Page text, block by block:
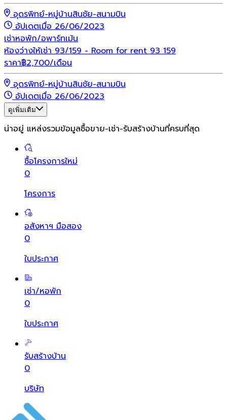
อุดรพิทย์-หมู่บ้านสินชัย-สนามบิน
อัปเดตเมื่อ 26/06/2023
เช่าหอพัก/อพาร์ทเม้น
ห้องว่างให้เช่า 93/159 - Room for rent 93 159
ราคา฿2,700/เดือน
อุดรพิทย์-หมู่บ้านสินชัย-สนามบิน
อัปเดตเมื่อ 26/06/2023
ดูเพิ่มเติม
น่าอยู่ แหล่งรวมข้อมูลซื้อขาย-เช่า-รับสร้างบ้านที่ครบที่สุด
ซื้อโครงการใหม่
0
โครงการ
อสังหาฯ มือสอง
0
ใบประกาศ
เช่า/หอพัก
0
ใบประกาศ
รับสร้างบ้าน
0
บริษัท